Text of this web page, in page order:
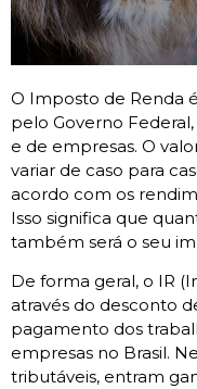
O Imposto de Renda
pelo Governo
e de empresas. O
variar de caso para
acordo com os
Isso significa que
também será o seu
De forma geral, o IR
através do desconto
pagamento dos
empresas no Brasil.
tributáveis, entram